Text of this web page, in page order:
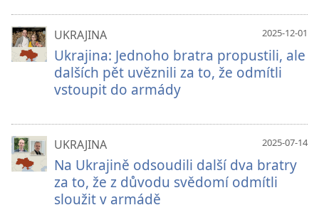
2025-12-01
UKRAJINA
Ukrajina: Jednoho bratra propustili, ale
dalších pět uvěznili za to, že odmítli
vstoupit do armády
2025-07-14
UKRAJINA
Na Ukrajině odsoudili další dva bratry
za to, že z důvodu svědomí odmítli
sloužit v armádě